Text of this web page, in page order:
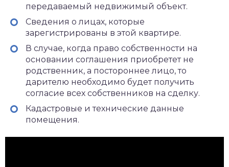
передаваемый недвижимый объект.
Сведения о лицах, которые
зарегистрированы в этой квартире.
В случае, когда право собственности на
основании соглашения приобретет не
родственник, а постороннее лицо, то
дарителю необходимо будет получить
согласие всех собственников на сделку.
Кадастровые и технические данные
помещения.